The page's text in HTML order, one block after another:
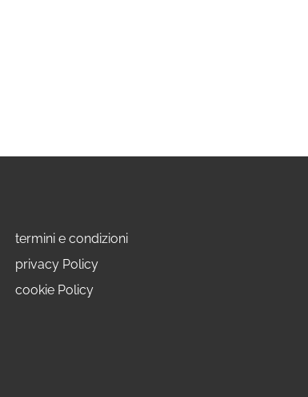
termini e condizioni
privacy Policy
cookie Policy